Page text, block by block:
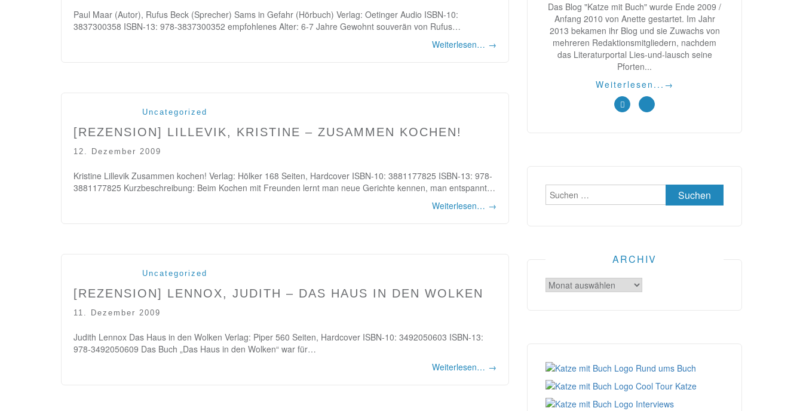
Paul Maar (Autor), Rufus Beck (Sprecher) Sams in Gefahr (Hörbuch) Verlag: Oetinger Audio ISBN-10:
3837300358 ISBN-13: 978-3837300352 empfohlenes Alter: 6-7 Jahre Gewohnt souverän von Rufus…
Weiterlesen… →
Uncategorized
[REZENSION] LILLEVIK, KRISTINE – ZUSAMMEN KOCHEN!
12. Dezember 2009
Kristine Lillevik Zusammen kochen! Verlag: Hölker 168 Seiten, Hardcover ISBN-10: 3881177825 ISBN-13: 978-
3881177825 Kurzbeschreibung: Beim Kochen mit Freunden lernt man neue Gerichte kennen, man entspannt…
Weiterlesen… →
Uncategorized
[REZENSION] LENNOX, JUDITH – DAS HAUS IN DEN WOLKEN
11. Dezember 2009
Judith Lennox Das Haus in den Wolken Verlag: Piper 560 Seiten, Hardcover ISBN-10: 3492050603 ISBN-13:
978-3492050609 Das Buch „Das Haus in den Wolken“ war für…
Weiterlesen… →
Das Blog "Katze mit Buch" wurde Ende 2009 /
Anfang 2010 von Anette gestartet. Im Jahr
2013 bekamen ihr Blog und sie Zuwachs von
mehreren Redaktionsmitgliedern, nachdem
das Literaturportal Lies-und-lausch seine
Pforten...
Weiterlesen... →
Suchen
nach:
ARCHIV
Archiv